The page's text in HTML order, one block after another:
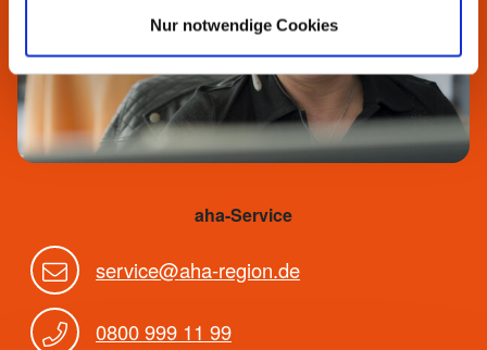
Nur notwendige Cookies
aha-Service
service@aha-region.de
0800 999 11 99